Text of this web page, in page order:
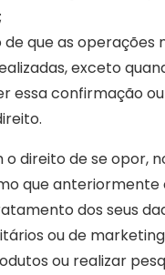
que as operações
exceto
essa confirmação ou
o direito de se opor,
que anteriormente
dos seus
ou de
ou realizar